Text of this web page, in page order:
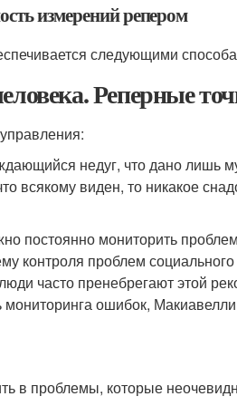
измерений репером
следующими
Реперные
недуг, что дано лишь
всякому виден, то никакое
постоянно мониторить
контроля проблем
часто пренебрегают этой
ошибок,
в проблемы, которые